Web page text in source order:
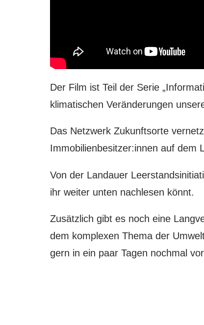
Der Film ist Teil der Serie
klimatischen Veränderungen
Das Netzwerk Zukunftsorte
Immobilienbesitzer:innen auf dem
Von der Landauer
ihr weiter unten nachlesen könnt.
Zusätzlich gibt es noch eine
dem komplexen Thema der
gern in ein paar Tagen nochmal